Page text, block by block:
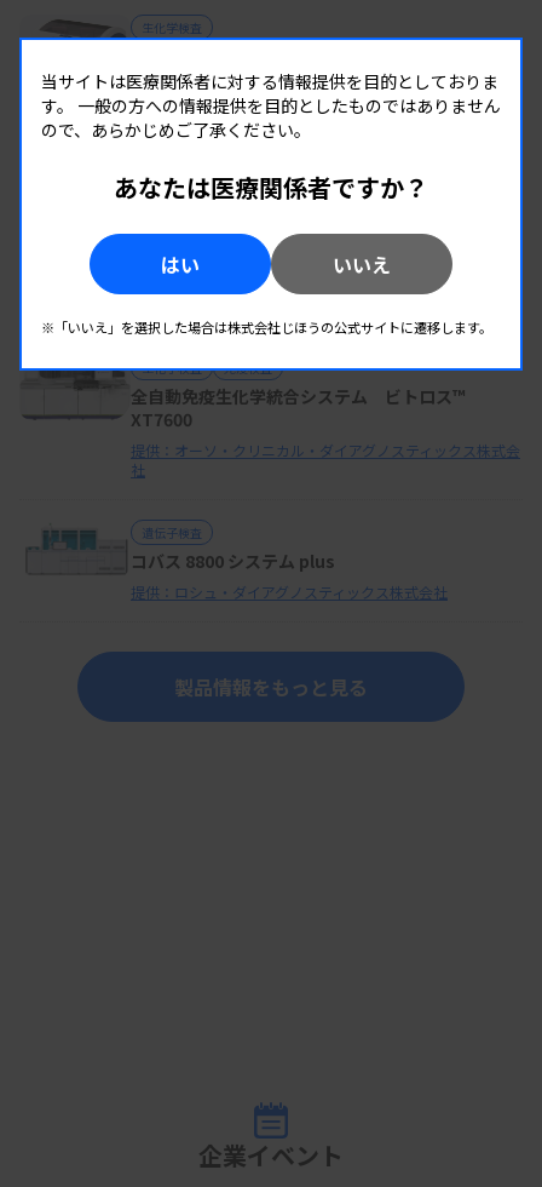
生化学検査
提供：株式会社 日立ハイテク
微生物用自動染色分析装置 Mycrium®
提供：株式会社GramEye
生化学検査 免疫検査
全自動免疫生化学統合システム ビトロス™
XT7600
提供：オーソ・クリニカル・ダイアグノスティックス株式会
社
遺伝子検査
コバス 8800 システム plus
提供：ロシュ・ダイアグノスティックス株式会社
製品情報をもっと見る
企業イベント
当サイトは医療関係者に対する情報提供を目的としておりま
す。 一般の方への情報提供を目的としたものではありません
ので、あらかじめご了承ください。
あなたは医療関係者ですか？
はい いいえ
※「いいえ」を選択した場合は株式会社じほうの公式サイトに遷移します。